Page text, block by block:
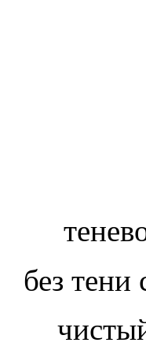
без